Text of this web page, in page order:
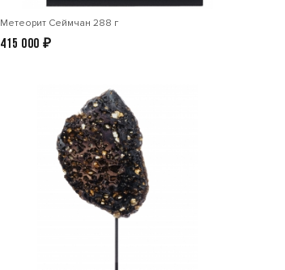
Метеорит Сеймчан 288 г
415 000 ₽